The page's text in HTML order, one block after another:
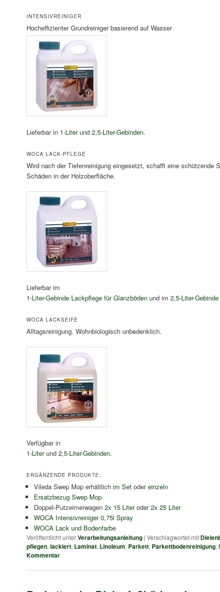
INTENSIVREINIGER
Hocheffizienter Grundreiniger basierend auf Wasser
Lieferbar in 1-Literund 2,5-Liter-Gebinden.
WOCA LACK-PFLEGE
Wird nach der Tiefenreinigung eingesetzt, schafft eine schützende
Schäden in der Holzoberfläche.
Lieferbar im
1-Liter-Gebinde Lackpflege für Glanzbödenund im 2,5-Liter-
WOCA LACKSEIFE
Alltagsreinigung. Wohnbiologisch unbedenklich.
Verfügbar in
1-Literund 2,5-Liter-Gebinden.
ERGÄNZENDE PRODUKTE:
Vileda Swep Mop erhältlichim Setodereinzeln
Ersatzbezug Swep Mop
Doppel-Putzeimerwagen2x 15 Literoder2x 25 Liter
WOCA Intensivreiniger 0,75l Spray
WOCA Lack und Bodenfarbe
Veröffentlicht unterVerarbeitungsanleitung | Verschlagwortet mit
pflegen,lackiert, Laminat, Linoleum, Parkett, Parkettbodenreinigung,
Kommentar